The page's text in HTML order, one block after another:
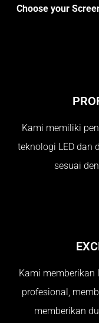
Choose your
Kami memiliki
teknologi LED dan
sesuai
Kami memberikan
profesional,
memberikan